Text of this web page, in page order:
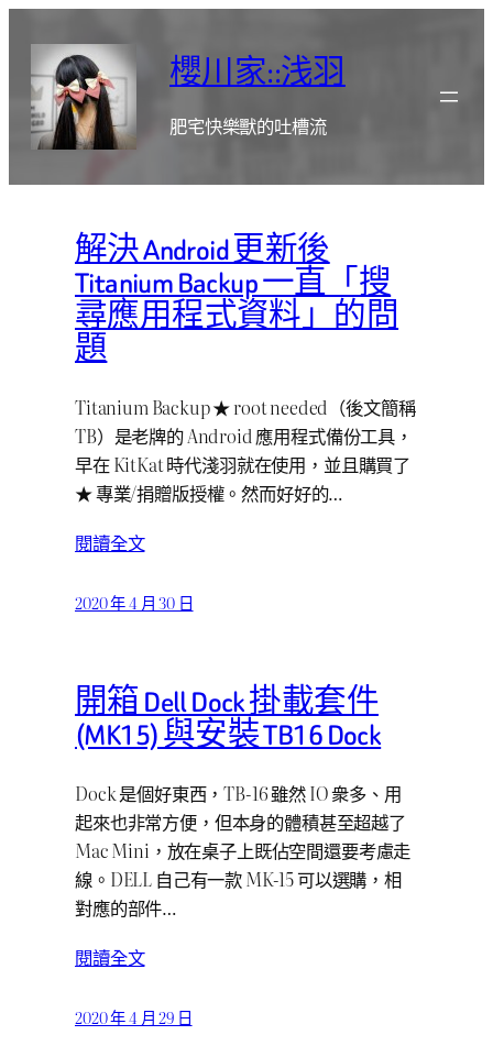
櫻川家::浅羽
肥宅快樂獸的吐槽流
解決 Android 更新後
Titanium Backup 一直「搜
尋應用程式資料」的問
題
Titanium Backup ★ root needed（後文簡稱
TB）是老牌的 Android 應用程式備份工具，
早在 KitKat 時代淺羽就在使用，並且購買了
★ 專業/捐贈版授權。然而好好的…
閱讀全文
2020 年 4 月 30 日
開箱 Dell Dock 掛載套件
(MK15) 與安裝 TB16 Dock
Dock 是個好東西，TB-16 雖然 IO 衆多、用
起來也非常方便，但本身的體積甚至超越了
Mac Mini，放在桌子上既佔空間還要考慮走
線。DELL 自己有一款 MK-15 可以選購，相
對應的部件…
閱讀全文
2020 年 4 月 29 日